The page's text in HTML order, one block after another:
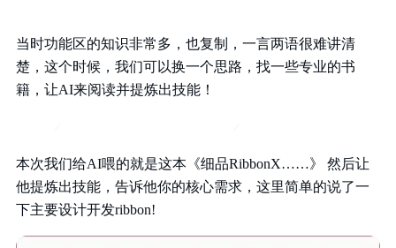
当时功能区的知识非常多，也复制，一言两语很难讲清
楚，这个时候，我们可以换一个思路，找一些专业的书
籍，让AI来阅读并提炼出技能！
本次我们给AI喂的就是这本《细品RibbonX……》 然后让
他提炼出技能，告诉他你的核心需求，这里简单的说了一
下主要设计开发ribbon!